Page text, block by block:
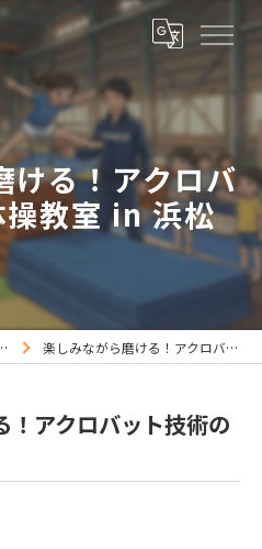
ける！アクロバ
操教室 in 浜松
楽しみながら磨ける！アクロバット技術の体操教室 in 浜松
！アクロバット技術の